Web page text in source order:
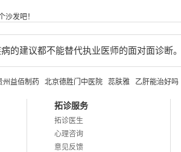
沙发吧！
的建议都不能替代执业医师的面对面诊断
州益佰制药 北京德胜门中医院 蕊肤雅 乙肝能治好吗
拓诊服务
拓诊医生
心理咨询
意见反馈